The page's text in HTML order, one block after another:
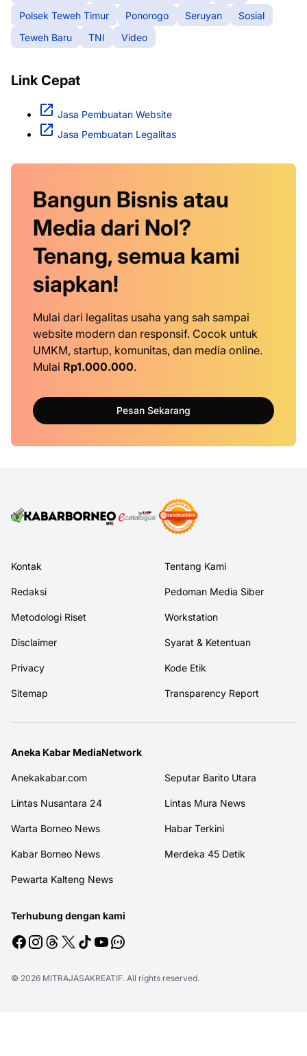
Polsek Teweh Timur
Ponorogo Seruyan
Sosial
Teweh Baru
TNI Video
Link Cepat
Jasa Pembuatan Website
Jasa Pembuatan Legalitas
Bangun Bisnis atau
Media dari Nol?
Tenang, semua kami
siapkan!
Mulai dari legalitas usaha yang sah sampai
website modern dan responsif. Cocok untuk
UMKM, startup, komunitas, dan media online.
Mulai Rp1.000.000.
Pesan Sekarang
Kontak Tentang Kami
Redaksi Pedoman Media Siber
Metodologi Riset Workstation
Disclaimer Syarat & Ketentuan
Privacy Kode Etik
Sitemap Transparency Report
Aneka Kabar MediaNetwork
Anekakabar.com Seputar Barito Utara
Lintas Nusantara 24 Lintas Mura News
Warta Borneo News Habar Terkini
Kabar Borneo News Merdeka 45 Detik
Pewarta Kalteng News
Terhubung dengan kami
© 2026 MITRAJASAKREATIF. All rights reserved.